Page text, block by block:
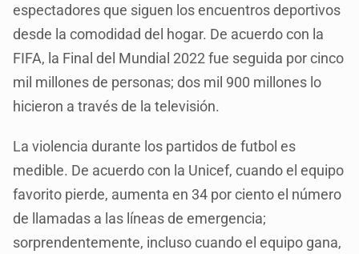
espectadores que siguen los encuentros deportivos
desde la comodidad del hogar. De acuerdo con la
FIFA, la Final del Mundial 2022 fue seguida por cinco
mil millones de personas; dos mil 900 millones lo
hicieron a través de la televisión.
La violencia durante los partidos de futbol es
medible. De acuerdo con la Unicef, cuando el equipo
favorito pierde, aumenta en 34 por ciento el número
de llamadas a las líneas de emergencia;
sorprendentemente, incluso cuando el equipo gana,